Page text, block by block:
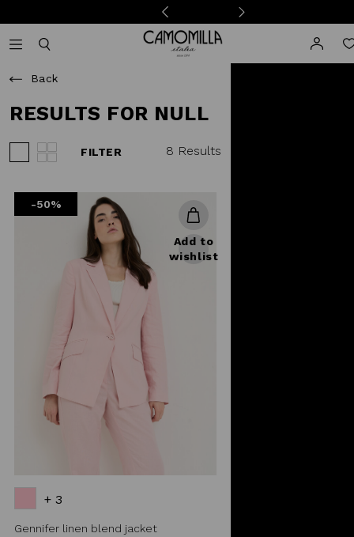
Camomilla Italia®
Back
RESULTS FOR NULL
FILTER 8 Results
-50%
Add to
wishlist
+ 3
Gennifer linen blend jacket